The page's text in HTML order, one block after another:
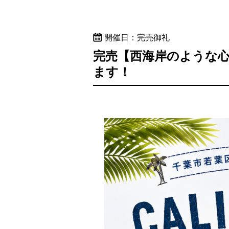
開催日：完売御礼
完売【西海岸のような
ます！